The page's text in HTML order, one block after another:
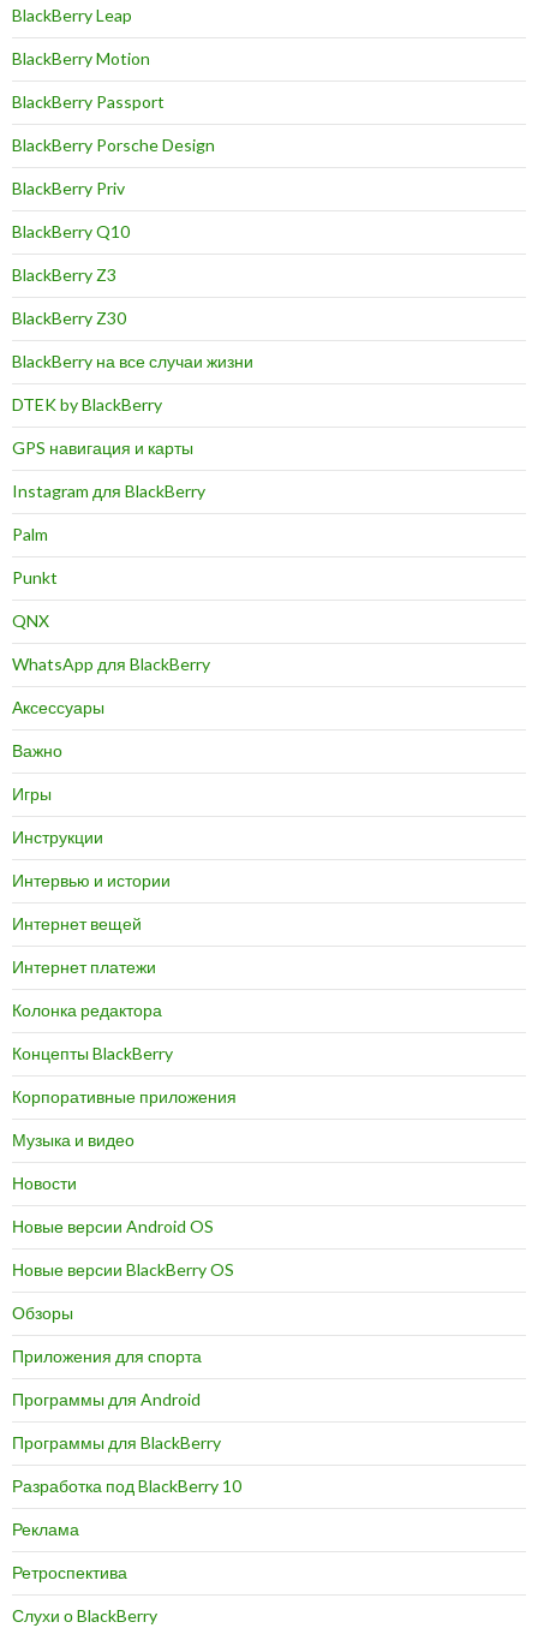
BlackBerry Leap
BlackBerry Motion
BlackBerry Passport
BlackBerry Porsche Design
BlackBerry Priv
BlackBerry Q10
BlackBerry Z3
BlackBerry Z30
BlackBerry на все случаи жизни
DTEK by BlackBerry
GPS навигация и карты
Instagram для BlackBerry
Palm
Punkt
QNX
WhatsApp для BlackBerry
Аксессуары
Важно
Игры
Инструкции
Интервью и истории
Интернет вещей
Интернет платежи
Колонка редактора
Концепты BlackBerry
Корпоративные приложения
Музыка и видео
Новости
Новые версии Android OS
Новые версии BlackBerry OS
Обзоры
Приложения для спорта
Программы для Android
Программы для BlackBerry
Разработка под BlackBerry 10
Реклама
Ретроспектива
Слухи о BlackBerry